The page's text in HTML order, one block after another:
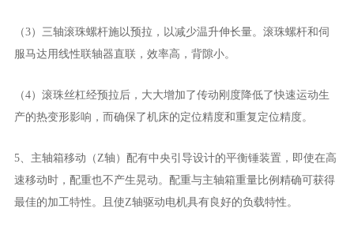
（3）三轴滚珠螺杆施以预拉，以减少温升伸长量。滚珠螺杆和伺
服马达用线性联轴器直联，效率高，背隙小。
（4）滚珠丝杠经预拉后，大大增加了传动刚度降低了快速运动生
产的热变形影响，而确保了机床的定位精度和重复定位精度。
5、主轴箱移动（Z轴）配有中央引导设计的平衡锤装置，即使在高
速移动时，配重也不产生晃动。配重与主轴箱重量比例精确可获得
最佳的加工特性。且使Z轴驱动电机具有良好的负载特性。